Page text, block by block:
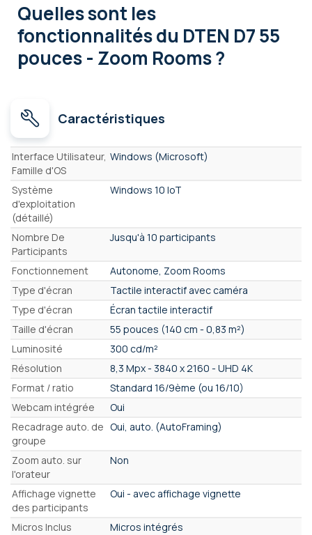
Quelles sont les
fonctionnalitésdu DTEN D7 55
pouces - Zoom Rooms ?
Caractéristiques
Caractéristiques
Interface Utilisateur,
Famille d'OS
Windows (Microsoft)
Système
d'exploitation
(détaillé)
Windows 10 IoT
Nombre De
Participants
Jusqu'à 10 participants
Fonctionnement
Autonome, Zoom Rooms
Type d'écran
Tactile interactif avec caméra
Type d'écran
Écran tactile interactif
Taille d'écran
55 pouces (140 cm - 0,83 m²)
Luminosité
300 cd/m²
Résolution
8,3 Mpx - 3840 x 2160 - UHD 4K
Format / ratio
Standard 16/9ème (ou 16/10)
Webcam intégrée
Oui
Recadrage auto. de
groupe
Oui, auto. (AutoFraming)
Zoom auto. sur
l'orateur
Non
Affichage vignette
des participants
Oui - avec affichage vignette
Micros Inclus
Micros intégrés